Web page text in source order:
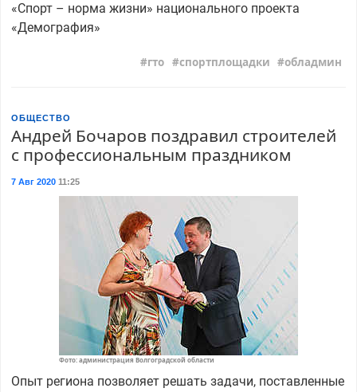
«Спорт – норма жизни» национального проекта
«Демография»
гто спортплощадки обладмин
ОБЩЕСТВО
Андрей Бочаров поздравил строителей
с профессиональным праздником
7 Авг 202011:25
Фото: администрация Волгоградской области
Опыт региона позволяет решать задачи, поставленные